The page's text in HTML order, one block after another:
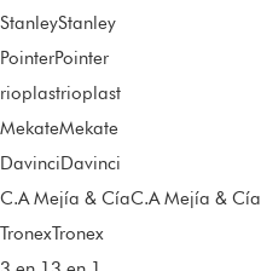
StanleyStanley
PointerPointer
rioplastrioplast
MekateMekate
DavinciDavinci
C.A Mejía & CíaC.A Mejía & Cía
TronexTronex